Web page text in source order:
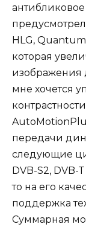
HLG,
которая
изображения
мне хочется
передачи
следующие
DVB-S2, DVB-
то на его
поддержка
Суммарная